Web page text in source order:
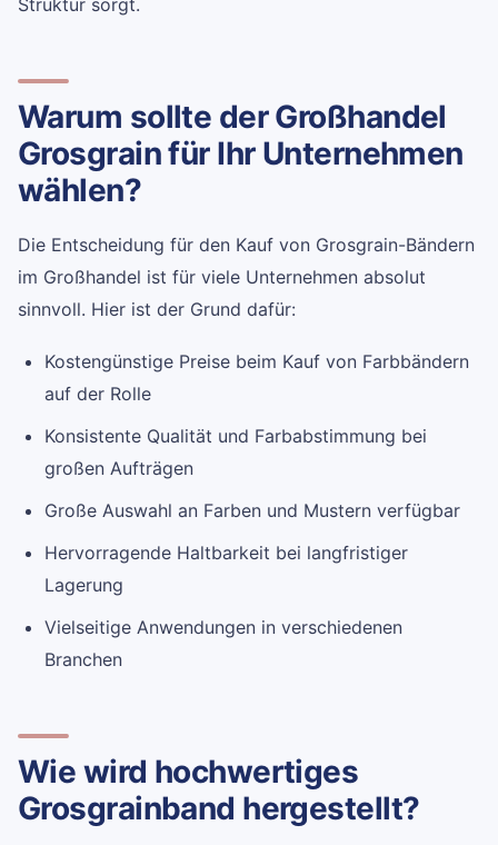
Struktur sorgt.
Warum sollte der Großhandel
Grosgrain für Ihr Unternehmen
wählen?
Die Entscheidung für den Kauf von Grosgrain-Bändern
im Großhandel ist für viele Unternehmen absolut
sinnvoll. Hier ist der Grund dafür:
Kostengünstige Preise beim Kauf von Farbbändern
auf der Rolle
Konsistente Qualität und Farbabstimmung bei
großen Aufträgen
Große Auswahl an Farben und Mustern verfügbar
Hervorragende Haltbarkeit bei langfristiger
Lagerung
Vielseitige Anwendungen in verschiedenen
Branchen
Wie wird hochwertiges
Grosgrainband hergestellt?